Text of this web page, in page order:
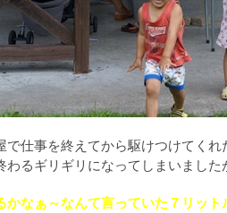
で仕事を終えてから駆けつけてくれ
わるギリギリになってしまいまし
かなぁ～なんて言っていた７リット